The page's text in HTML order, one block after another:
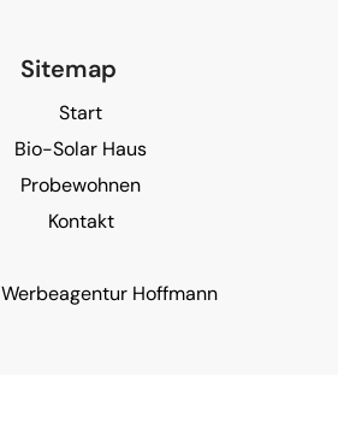
Sitemap
Start
Bio-Solar Haus
Probewohnen
Kontakt
Werbeagentur Hoffmann